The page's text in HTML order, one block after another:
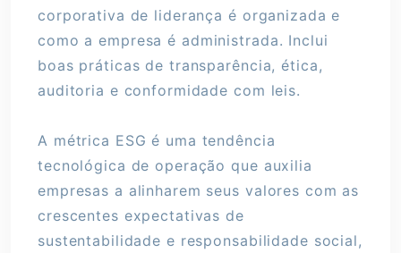
corporativa de liderança é organizada e
como a empresa é administrada. Inclui
boas práticas de transparência, ética,
auditoria e conformidade com leis.
A métrica ESG é uma tendência
tecnológica de operação que auxilia
empresas a alinharem seus valores com as
crescentes expectativas de
sustentabilidade e responsabilidade social,